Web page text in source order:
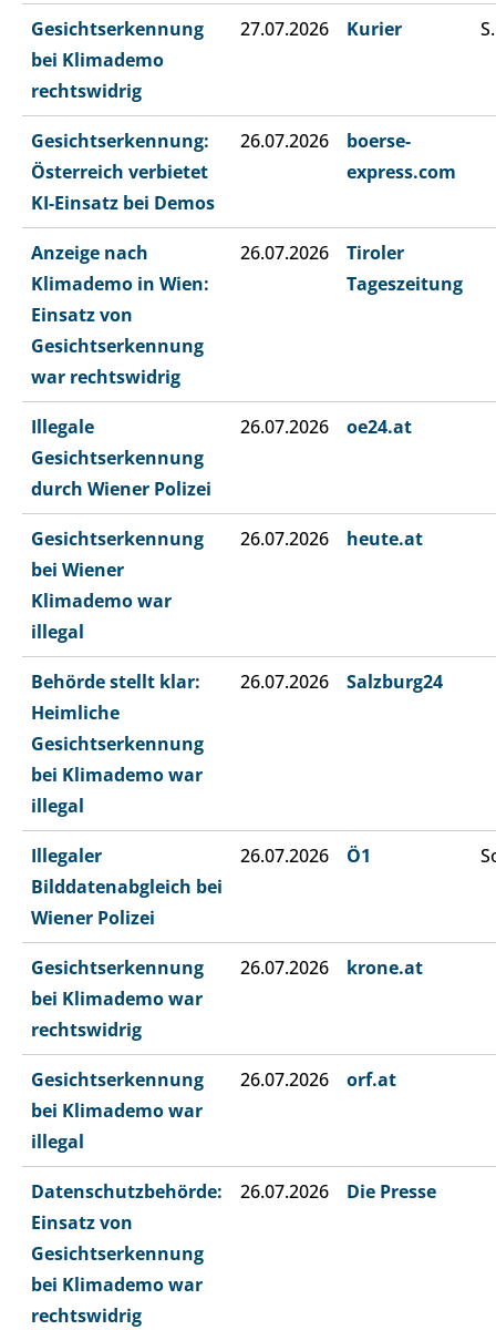
Gesichtserkennung
bei Klimademo
rechtswidrig
27.07.2026 Kurier
Gesichtserkennung:
Österreich verbietet
KI-Einsatz bei Demos
26.07.2026
boerse-
express.com
Anzeige nach
Klimademo in Wien:
Einsatz von
Gesichtserkennung
war rechtswidrig
26.07.2026
Tiroler
Tageszeitung
Illegale
Gesichtserkennung
durch Wiener Polizei
26.07.2026 oe24.at
Gesichtserkennung
bei Wiener
Klimademo war
illegal
26.07.2026 heute.at
Behörde stellt klar:
Heimliche
Gesichtserkennung
bei Klimademo war
illegal
26.07.2026 Salzburg24
Illegaler
Bilddatenabgleich bei
Wiener Polizei
26.07.2026 Ö1
Gesichtserkennung
bei Klimademo war
rechtswidrig
26.07.2026 krone.at
Gesichtserkennung
bei Klimademo war
illegal
26.07.2026 orf.at
Datenschutzbehörde:
Einsatz von
Gesichtserkennung
bei Klimademo war
rechtswidrig
26.07.2026 Die Presse